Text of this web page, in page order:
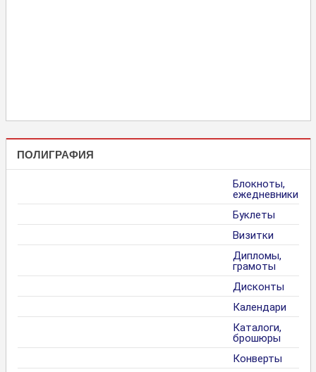
ПОЛИГРАФИЯ
Блокноты,
ежедневники
Буклеты
Визитки
Дипломы,
грамоты
Дисконты
Календари
Каталоги,
брошюры
Конверты